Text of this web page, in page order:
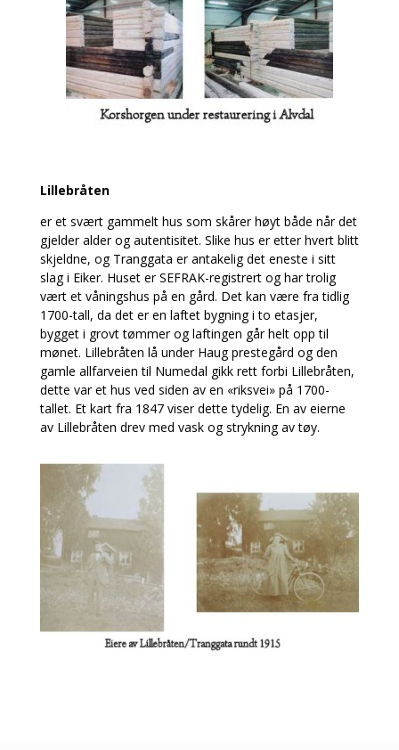
Lillebråten
er et svært gammelt hus som skårer høyt både når det
gjelder alder og autentisitet. Slike hus er etter hvert blitt
skjeldne, og Tranggata er antakelig det eneste i sitt
slag i Eiker. Huset er SEFRAK-registrert og har trolig
vært et våningshus på en gård. Det kan være fra tidlig
1700-tall, da det er en laftet bygning i to etasjer,
bygget i grovt tømmer og laftingen går helt opp til
mønet. Lillebråten lå under Haug prestegård og den
gamle allfarveien til Numedal gikk rett forbi Lillebråten,
dette var et hus ved siden av en «riksvei» på 1700-
tallet. Et kart fra 1847 viser dette tydelig. En av eierne
av Lillebråten drev med vask og strykning av tøy.